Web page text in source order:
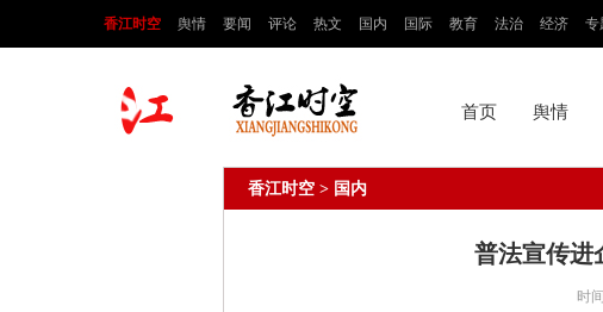
香江时空 舆情 要闻 评论 热文 国内 国际 教育 法治 经济 专
首页 舆情
香江时空 > 国内
普法宣传进
时